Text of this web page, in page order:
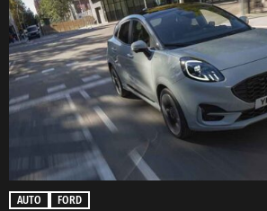
AUTO FORD